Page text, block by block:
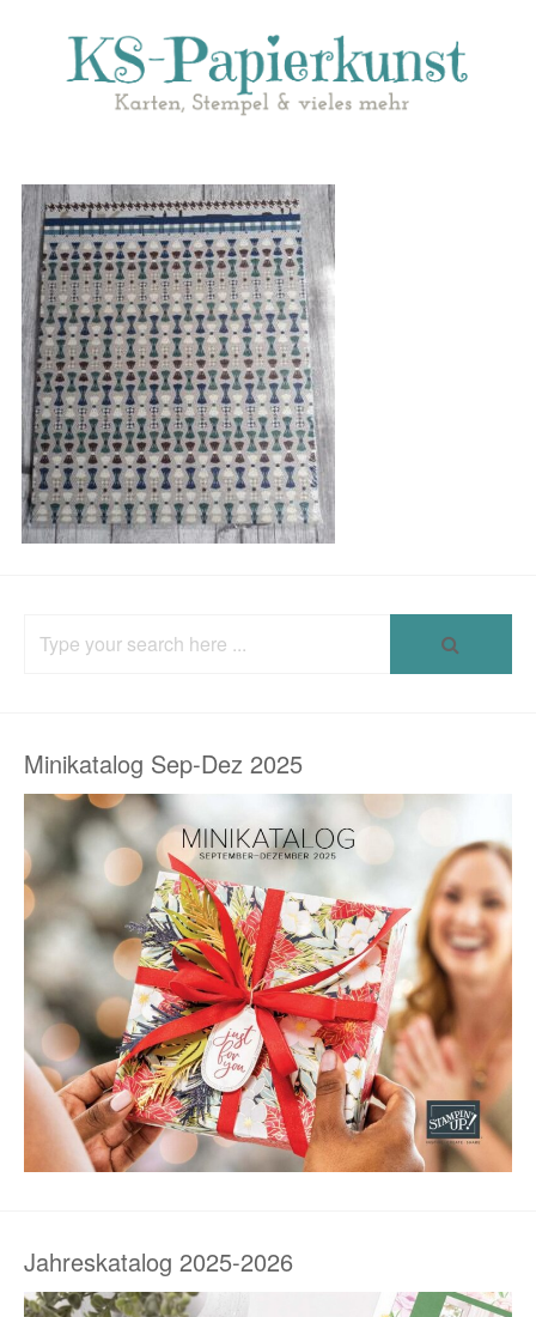
for:
Minikatalog Sep-Dez 2025
Jahreskatalog 2025-2026